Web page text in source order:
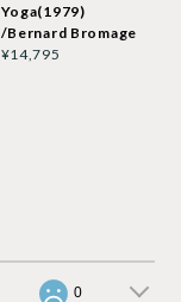
Yoga(1979)
/Bernard Bromage
¥14,795
0